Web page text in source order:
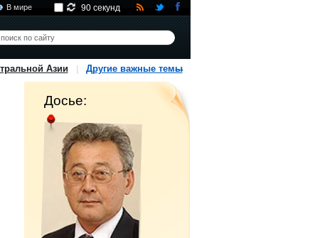
В мире 90 секунд
Азии Другие важные темы
Досье: